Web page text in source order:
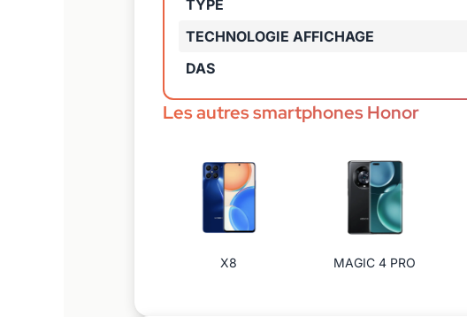
TYPE
TECHNOLOGIE AFFICHAGE
DAS
Les autres smartphones Honor
X8 MAGIC 4 PRO